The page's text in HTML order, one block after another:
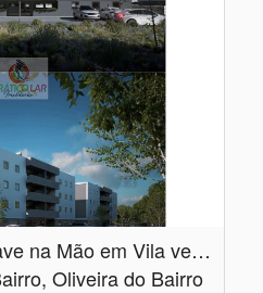
Apartamento T2 chave na Mão em Vila verde
Oliveira do Bairro